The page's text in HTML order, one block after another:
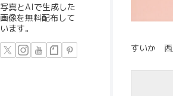
すいか
写真とAIで生成した
画像を無料配布して
います。